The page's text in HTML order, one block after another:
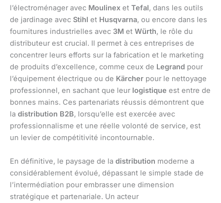
l’électroménager avec Moulinex et Tefal, dans les outils
de jardinage avec Stihl et Husqvarna, ou encore dans les
fournitures industrielles avec 3M et Würth, le rôle du
distributeur est crucial. Il permet à ces entreprises de
concentrer leurs efforts sur la fabrication et le marketing
de produits d’excellence, comme ceux de Legrand pour
l’équipement électrique ou de Kärcher pour le nettoyage
professionnel, en sachant que leur logistique est entre de
bonnes mains. Ces partenariats réussis démontrent que
la distribution B2B, lorsqu’elle est exercée avec
professionnalisme et une réelle volonté de service, est
un levier de compétitivité incontournable.
En définitive, le paysage de la distribution moderne a
considérablement évolué, dépassant le simple stade de
l’intermédiation pour embrasser une dimension
stratégique et partenariale. Un acteur